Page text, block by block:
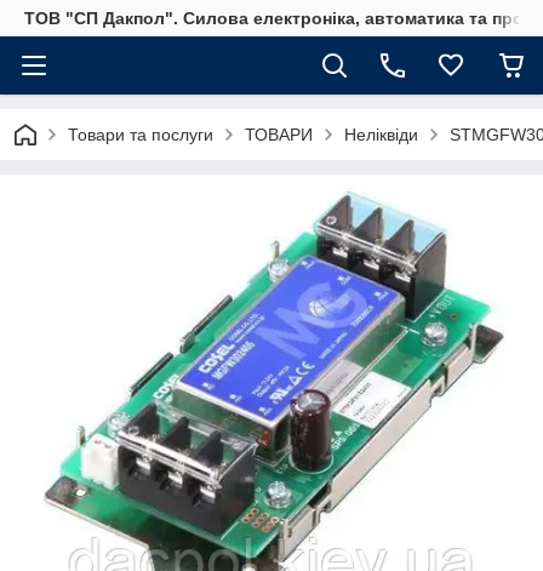
ТОВ "СП Дакпол". Силова електроніка, автоматика та
Товари та послуги ТОВАРИ Неліквіди